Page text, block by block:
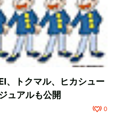
、トクマル、ヒカシュー
ュアルも公開
0